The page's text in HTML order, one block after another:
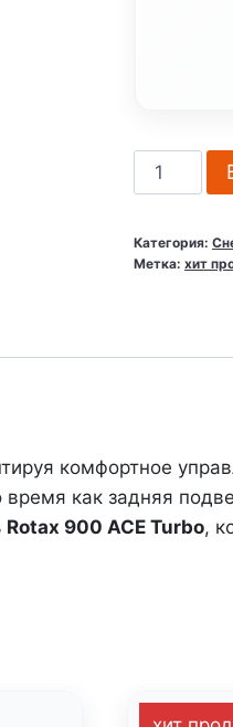
товара
BRP
Turbo
R
(LCD)
Категория:
Метка: хит
комфортное
как задняя
Rotax 900 ACE Turbo,